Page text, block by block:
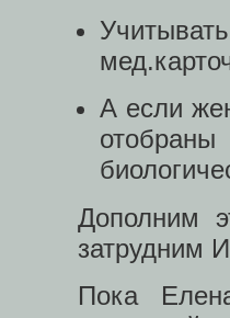
А если
Дополним
затрудним
Пока